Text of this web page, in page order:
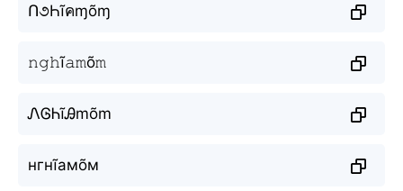
Ո૭Һĩคɱõɱ
𝚗𝚐𝚑ĩ𝚊𝚖õ𝚖
ᏁᎶᏂĩᎯmõm
нгнĩамõм